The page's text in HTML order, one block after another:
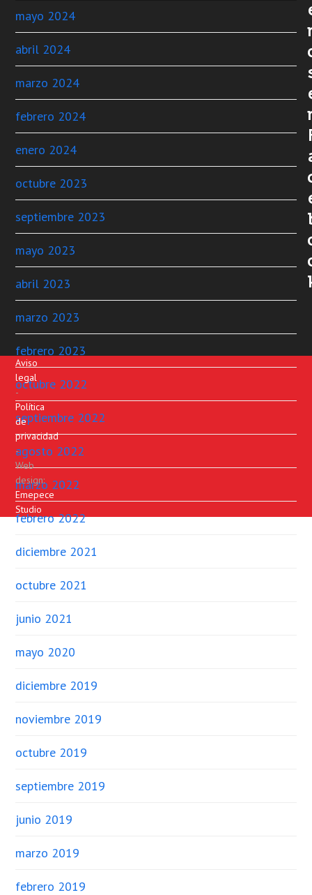
mayo 2024
abril 2024
marzo 2024
febrero 2024
enero 2024
octubre 2023
septiembre 2023
mayo 2023
abril 2023
marzo 2023
febrero 2023
octubre 2022
septiembre 2022
agosto 2022
marzo 2022
febrero 2022
diciembre 2021
octubre 2021
junio 2021
mayo 2020
diciembre 2019
noviembre 2019
octubre 2019
septiembre 2019
junio 2019
marzo 2019
febrero 2019
Aviso
legal
-
Política
de
privacidad
-
Web
design:
Emepece
Studio